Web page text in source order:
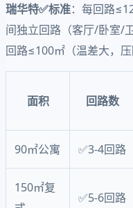
瑞华特✅标准：每回路
间独立回路（客厅/卧室/
回路≤100㎡（温差大，压
面积 回路数
90㎡公寓 ✅3-4回路
150㎡复
✅5-6回路